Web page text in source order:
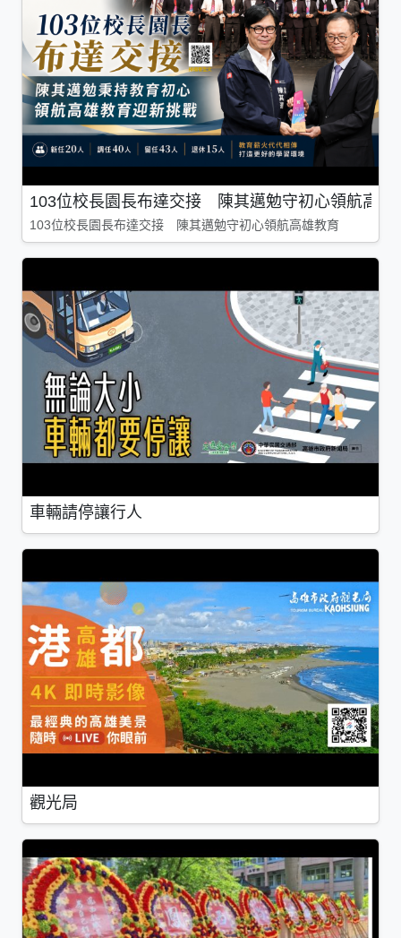
103位校長園長布達交接 陳其邁勉守初心領航高雄
103位校長園長布達交接 陳其邁勉守初心領航高雄教育
車輛請停讓行人
觀光局